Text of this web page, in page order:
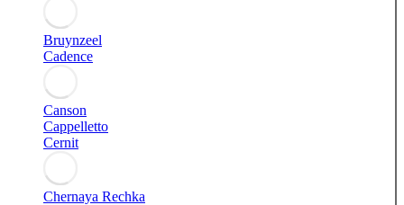
Bruynzeel
Cadence
Canson
Cappelletto
Cernit
Chernaya Rechka